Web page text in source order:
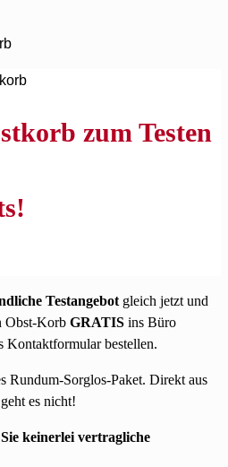
zum Testen
Testangebot gleich jetzt und
Obst-Korb GRATIS ins Büro
Kontaktformular bestellen.
Rundum-Sorglos-Paket. Direkt aus
es nicht!
keinerlei vertragliche